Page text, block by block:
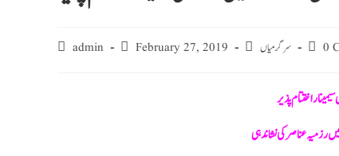
admin February 27, 2019 سرگرمیاں 0
اختتام پذیر
رزمیہ عناصر کی نشاندہی